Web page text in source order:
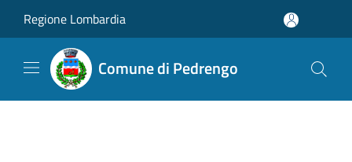
Regione Lombardia
Comune di Pedrengo